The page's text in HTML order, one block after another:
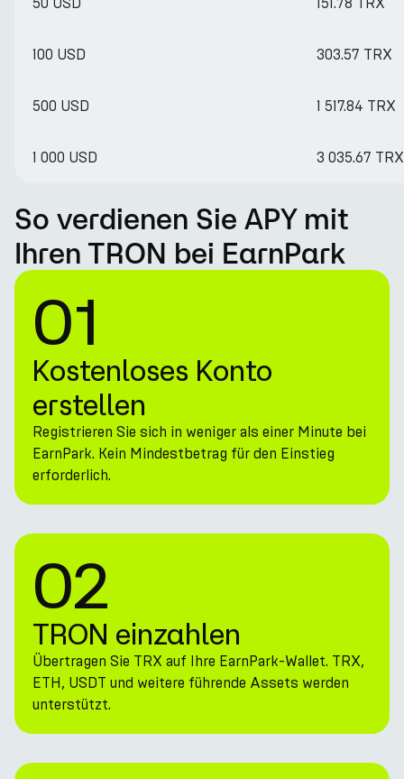
100 USD 303.57 TRX
500 USD 1 517.84 TRX
1 000 USD 3 035.67 TRX
So verdienen Sie APY mit
Ihren TRON bei EarnPark
01
Kostenloses Konto
erstellen
Registrieren Sie sich in weniger als einer Minute bei
EarnPark. Kein Mindestbetrag für den Einstieg
erforderlich.
02
TRON einzahlen
Übertragen Sie TRX auf Ihre EarnPark-Wallet. TRX,
ETH, USDT und weitere führende Assets werden
unterstützt.